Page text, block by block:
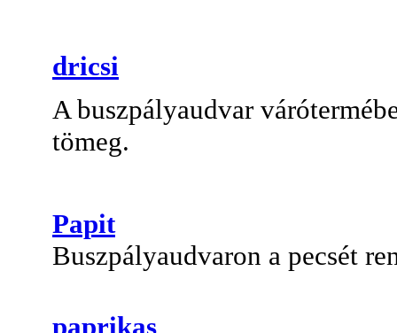
dricsi
A buszpályaudvar
tömeg.
Papit
Buszpályaudvaron a pecsét
paprikas